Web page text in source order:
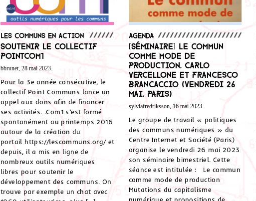
Les communs en action
Soutenir le collectif
PointCom1
bbrunet, 28 mai 2023.
Pour la 3e année consécutive, le
collectif Point Communs lance un
appel aux dons afin de financer
ses activités. .Com1 s’est formé
spontanément au printemps 2016
autour de la création du
portail https://lescommuns.org/ et
depuis, il a mis en ligne de
nombreux outils numériques
libres pour soutenir le
développement des communs. On
trouve par exemple un chat avec
Agenda
[Séminaire] Le commun
comme mode de
production, Carlo
Vercellone et Francesco
Brancaccio (Vendredi 26
mai, Paris)
sylviafredriksson, 16 mai 2023.
Le groupe de travail « politiques
des communs numériques » du
Centre Internet et Société (Paris)
organise le vendredi 26 mai 2023
son séminaire bimestriel. Cette
séance est intitulée : Le commun
comme mode de production
Mutations du capitalisme
numérique et propositions de